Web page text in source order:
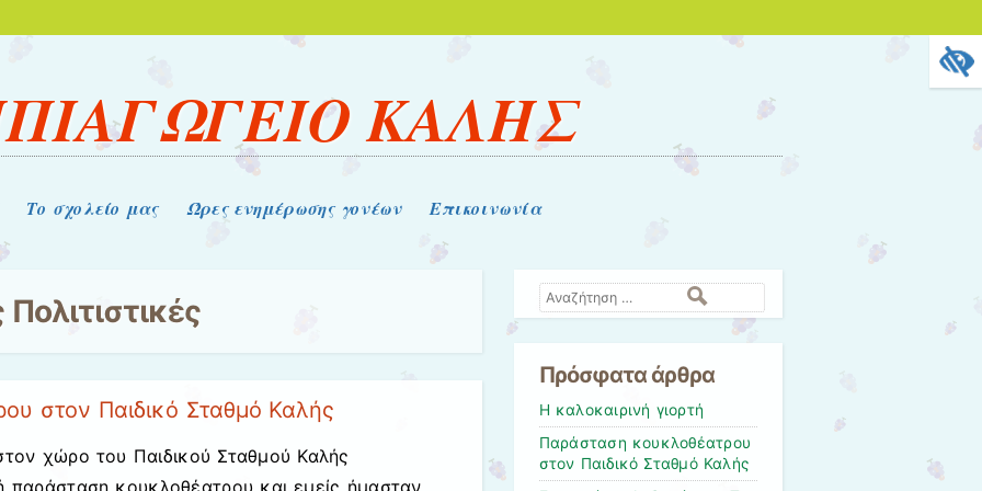
ΚΑΛΗΣ
Το σχολείο μας Ώρες ενημέρωσης γονέων Επικοινωνία
Πολιτιστικές
στον Παιδικό Σταθμό Καλής
χώρο του Παιδικού Σταθμού Καλής
παράσταση κουκλοθέατρου και εμείς ήμασταν
Αναζήτηση
Πρόσφατα άρθρα
Η καλοκαιρινή γιορτή
Παράσταση κουκλοθέατρου
στον Παιδικό Σταθμό Καλής